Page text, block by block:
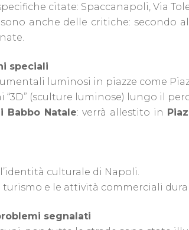
citate: Spaccanapoli, Via
anche delle critiche: secondo
speciali
luminosi in piazze come
“3D” (sculture luminose) lungo il
Babbo Natale: verrà allestito in
culturale di Napoli.
turismo e le attività commerciali
segnalati